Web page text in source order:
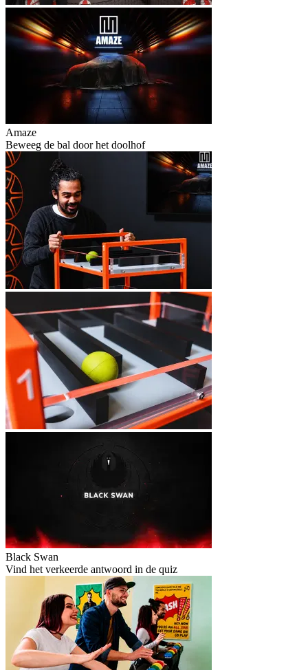
Amaze
Beweeg de bal door het doolhof
Black Swan
Vind het verkeerde antwoord in de quiz